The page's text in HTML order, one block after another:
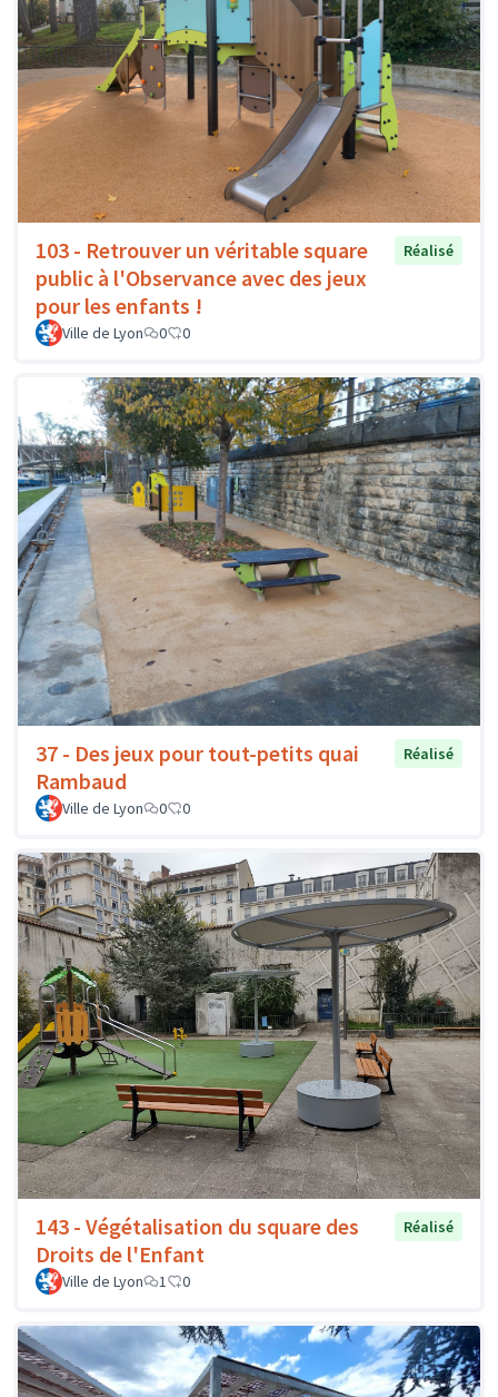
103 - Retrouver un véritable square
public à l'Observance avec des jeux
pour les enfants !
Réalisé
Ville de Lyon 0 0
37 - Des jeux pour tout-petits quai
Rambaud
Réalisé
Ville de Lyon 0 0
143 - Végétalisation du square des
Droits de l'Enfant
Réalisé
Ville de Lyon 1 0